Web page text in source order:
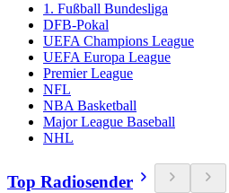
1. Fußball Bundesliga
DFB-Pokal
UEFA Champions League
UEFA Europa League
Premier League
NFL
NBA Basketball
Major League Baseball
NHL
Top Radiosender